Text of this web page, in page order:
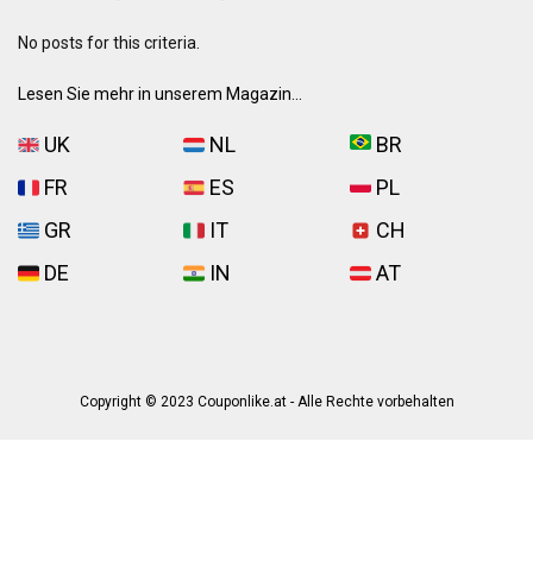
No posts for this criteria.
Lesen Sie mehr in unserem Magazin...
UK
FR
GR
DE
NL
ES
IT
IN
BR
PL
CH
AT
Copyright © 2023 Couponlike.at - Alle Rechte vorbehalten